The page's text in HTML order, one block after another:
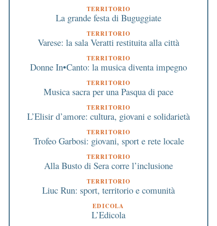
TERRITORIO
La grande festa di Buguggiate
TERRITORIO
Varese: la sala Veratti restituita alla città
TERRITORIO
Donne In•Canto: la musica diventa impegno
TERRITORIO
Musica sacra per una Pasqua di pace
TERRITORIO
L’Elisir d’amore: cultura, giovani e solidarietà
TERRITORIO
Trofeo Garbosi: giovani, sport e rete locale
TERRITORIO
Alla Busto di Sera corre l’inclusione
TERRITORIO
Liuc Run: sport, territorio e comunità
EDICOLA
L’Edicola